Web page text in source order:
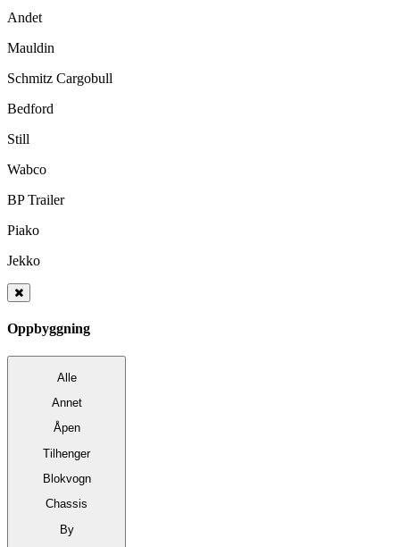
Andet
Mauldin
Schmitz Cargobull
Bedford
Still
Wabco
BP Trailer
Piako
Jekko
Oppbyggning
Alle
Annet
Åpen
Tilhenger
Blokvogn
Chassis
By